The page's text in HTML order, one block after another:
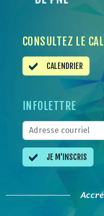
CONSULTEZ LE
CALENDRIER
INFOLETTRE
JE M'INSCRIS